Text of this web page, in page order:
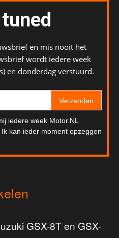
en mis nooit het
wordt iedere week
en donderdag verstuurd.
Verzenden
iedere week Motor.NL
kan ieder moment opzeggen
GSX-8T en GSX-